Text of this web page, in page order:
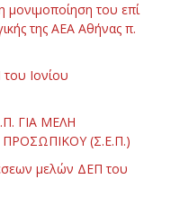
μονιμοποίηση του επί
της ΑΕΑ Αθήνας π.
Ιονίου
ΓΙΑ ΜΕΛΗ
(Σ.Ε.Π.)
μελών ΔΕΠ του